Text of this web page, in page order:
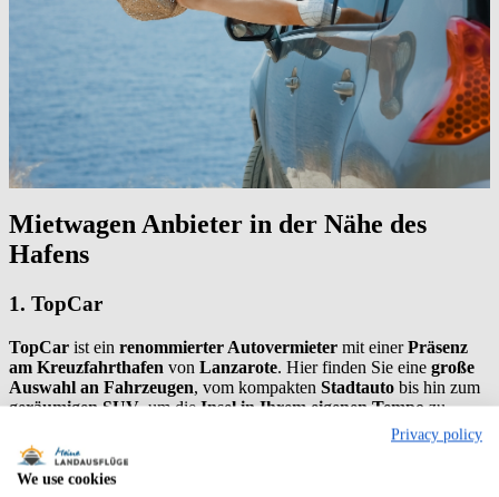
Mietwagen Anbieter in der Nähe des
Hafens
1. TopCar
TopCar ist ein renommierter Autovermieter mit einerPräsenz
am Kreuzfahrthafen von Lanzarote. Hier finden Sie eine große
Auswahl an Fahrzeugen, vom kompakten Stadtauto bis hin zum
geräumigen SUV, um dieInsel in Ihrem eigenen Tempozu
2. Europcar
Privacy policy
We use cookies